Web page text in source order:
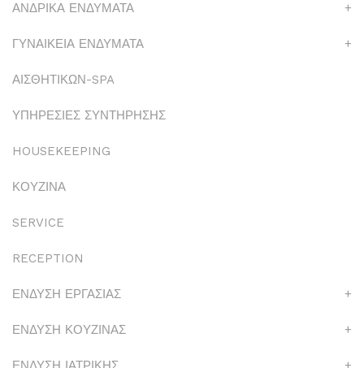
ΑΝΔΡΙΚΑ ΕΝΔΥΜΑΤΑ +
ΓΥΝΑΙΚΕΙΑ ΕΝΔΥΜΑΤΑ +
ΑΙΣΘΗΤΙΚΩΝ-SPA
ΥΠΗΡΕΣΙΕΣ ΣΥΝΤΗΡΗΣΗΣ
HOUSEKEEPING
ΚΟΥΖΙΝΑ
SERVICE
RECEPTION
ΕΝΔΥΣΗ ΕΡΓΑΣΙΑΣ +
ΕΝΔΥΣΗ ΚΟΥΖΙΝΑΣ +